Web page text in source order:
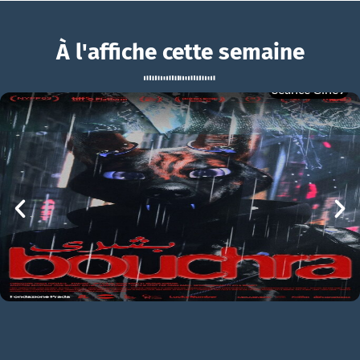
La Planète des Singes : Le Nouveau Royaume
La Planète des Singes : Le Nouveau Royaume Bande-annonce VF
À l'affiche cette semaine
BOUCHRA
mer 05/08
21h00